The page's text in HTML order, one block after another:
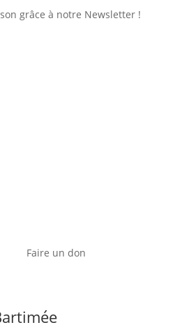
grâce à notre Newsletter !
Faire un don